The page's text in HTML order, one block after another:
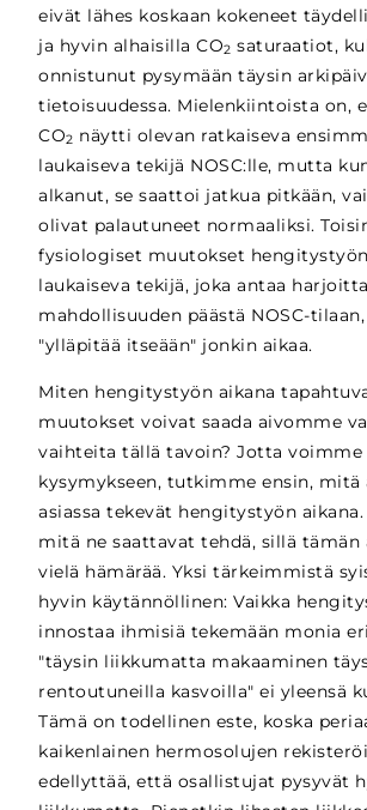
eivät lähes koskaan kokeneet
ja hyvin alhaisilla CO2 saturaatiot,
onnistunut pysymään täysin
tietoisuudessa. Mielenkiintoista on,
CO2 näytti olevan ratkaiseva
laukaiseva tekijä NOSC:lle, mutta
alkanut, se saattoi jatkua pitkään,
olivat palautuneet normaaliksi.
fysiologiset muutokset
laukaiseva tekijä, joka antaa
mahdollisuuden päästä NOSC-
"ylläpitää itseään" jonkin aikaa.
Miten hengitystyön aikana
muutokset voivat saada aivomme
vaihteita tällä tavoin? Jotta voimme
kysymykseen, tutkimme ensin,
asiassa tekevät hengitystyön aikana.
mitä ne saattavat tehdä, sillä tämän
vielä hämärää. Yksi tärkeimmistä
hyvin käytännöllinen: Vaikka
innostaa ihmisiä tekemään monia
"täysin liikkumatta makaaminen
rentoutuneilla kasvoilla" ei yleensä
Tämä on todellinen este, koska
kaikenlainen hermosolujen
edellyttää, että osallistujat pysyvät